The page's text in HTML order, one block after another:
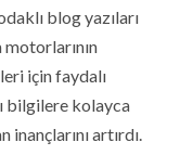
blog yazıları
için faydalı
bilgilere kolayca
artırdı.